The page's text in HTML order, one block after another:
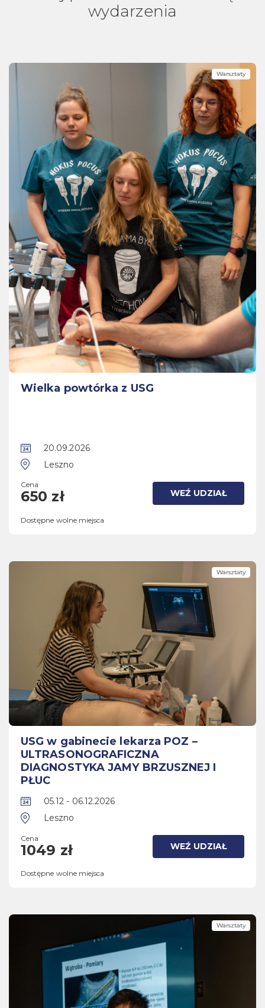
wydarzenia
Warsztaty
Wielka powtórka z USG
20.09.2026
Leszno
Cena
650 zł WEŹ UDZIAŁ
Dostępne wolne miejsca
Warsztaty
USG w gabinecie lekarza POZ –
ULTRASONOGRAFICZNA
DIAGNOSTYKA JAMY BRZUSZNEJ I
PŁUC
05.12 - 06.12.2026
Leszno
Cena
1049 zł WEŹ UDZIAŁ
Dostępne wolne miejsca
Warsztaty